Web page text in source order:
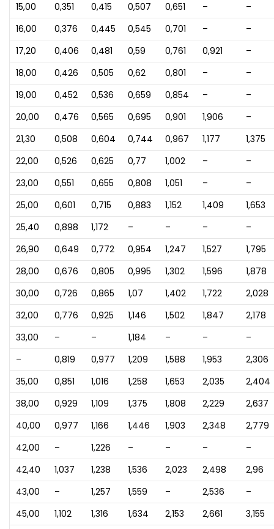
15,00
0,351 0,415 0,507 0,651 –
–
16,00
0,376 0,445 0,545 0,701 –
–
17,20
0,406 0,481 0,59 0,761 0,921
–
18,00
0,426 0,505 0,62 0,801 –
–
19,00
0,452 0,536 0,659 0,854 –
–
20,00
0,476 0,565 0,695 0,901 1,906
–
21,30
0,508 0,604 0,744 0,967 1,177
1,375
22,00
0,526 0,625 0,77 1,002 –
–
23,00
0,551 0,655 0,808 1,051 –
–
25,00
0,601 0,715 0,883 1,152 1,409
1,653
25,40
0,898 1,172 – – –
–
26,90
0,649 0,772 0,954 1,247 1,527
1,795
28,00
0,676 0,805 0,995 1,302 1,596
1,878
30,00
0,726 0,865 1,07 1,402 1,722
2,028
32,00
0,776 0,925 1,146 1,502 1,847
2,178
33,00
– – 1,184 – –
–
–
0,819 0,977 1,209 1,588 1,953
2,306
35,00
0,851 1,016 1,258 1,653 2,035
2,404
38,00
0,929 1,109 1,375 1,808 2,229
2,637
40,00
0,977 1,166 1,446 1,903 2,348
2,779
42,00
– 1,226 – – –
–
42,40
1,037 1,238 1,536 2,023 2,498
2,96
43,00
– 1,257 1,559 – 2,536
–
45,00
1,102 1,316 1,634 2,153 2,661
3,155